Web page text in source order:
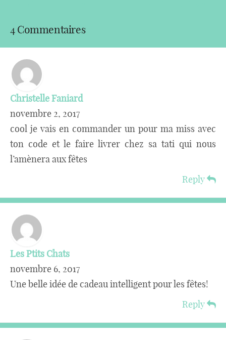
4 Commentaires
Christelle Faniard
novembre 2, 2017
cool je vais en commander un pour ma miss avec
ton code et le faire livrer chez sa tati qui nous
l’amènera aux fêtes
Reply
Les Ptits Chats
novembre 6, 2017
Une belle idée de cadeau intelligent pour les fêtes!
Reply